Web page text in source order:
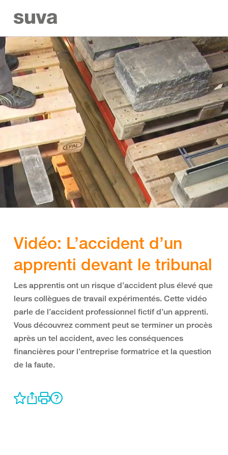
Vidéo: L’accident d’un
apprenti devant le tribunal
Les apprentis ont un risque d’accident plus élevé que
leurs collègues de travail expérimentés. Cette vidéo
parle de l’accident professionnel fictif d’un apprenti.
Vous découvrez comment peut se terminer un procès
après un tel accident, avec les conséquences
financières pour l’entreprise formatrice et la question
de la faute.